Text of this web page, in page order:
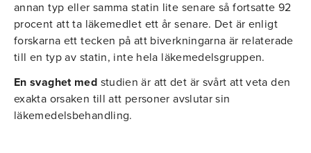
annan typ eller samma statin lite senare så fortsatte 92
procent att ta läkemedlet ett år senare. Det är enligt
forskarna ett tecken på att biverkningarna är relaterade
till en typ av statin, inte hela läkemedelsgruppen.
En svaghet med studien är att det är svårt att veta den
exakta orsaken till att personer avslutar sin
läkemedelsbehandling.